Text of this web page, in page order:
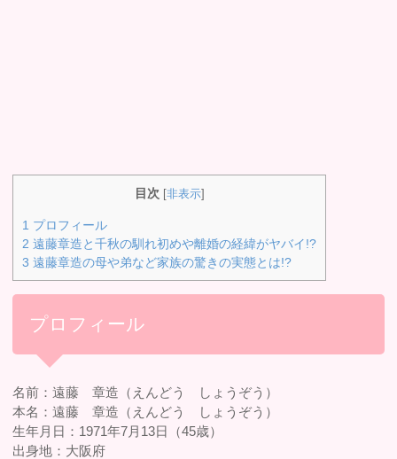
目次 [非表示]
1 プロフィール
2 遠藤章造と千秋の馴れ初めや離婚の経緯がヤバイ!?
3 遠藤章造の母や弟など家族の驚きの実態とは!?
プロフィール
名前：遠藤 章造（えんどう しょうぞう）
本名：遠藤 章造（えんどう しょうぞう）
生年月日：1971年7月13日（45歳）
出身地：大阪府